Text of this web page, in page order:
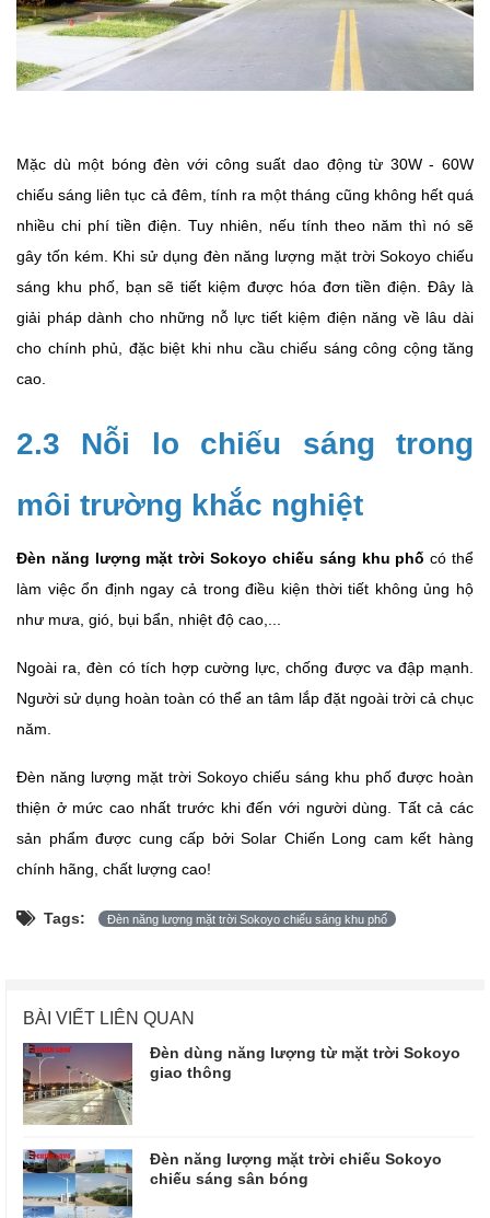
Mặc dù một bóng đèn với công suất dao động từ 30W - 60W
chiếu sáng liên tục cả đêm, tính ra một tháng cũng không hết quá
nhiều chi phí tiền điện. Tuy nhiên, nếu tính theo năm thì nó sẽ
gây tốn kém. Khi sử dụng đèn năng lượng mặt trời Sokoyo chiếu
sáng khu phố, bạn sẽ tiết kiệm được hóa đơn tiền điện. Đây là
giải pháp dành cho những nỗ lực tiết kiệm điện năng về lâu dài
cho chính phủ, đặc biệt khi nhu cầu chiếu sáng công cộng tăng
cao.
2.3 Nỗi lo chiếu sáng trong
môi trường khắc nghiệt
Đèn năng lượng mặt trời Sokoyo chiếu sáng khu phố có thể
làm việc ổn định ngay cả trong điều kiện thời tiết không ủng hộ
như mưa, gió, bụi bẩn, nhiệt độ cao,...
Ngoài ra, đèn có tích hợp cường lực, chống được va đập mạnh.
Người sử dụng hoàn toàn có thể an tâm lắp đặt ngoài trời cả chục
năm.
Đèn năng lượng mặt trời Sokoyo chiếu sáng khu phố được hoàn
thiện ở mức cao nhất trước khi đến với người dùng. Tất cả các
sản phẩm được cung cấp bởi Solar Chiến Long cam kết hàng
chính hãng, chất lượng cao!
Tags: Đèn năng lượng mặt trời Sokoyo chiếu sáng khu phố
BÀI VIẾT LIÊN QUAN
Đèn dùng năng lượng từ mặt trời Sokoyo
giao thông
Đèn năng lượng mặt trời chiếu Sokoyo
chiếu sáng sân bóng